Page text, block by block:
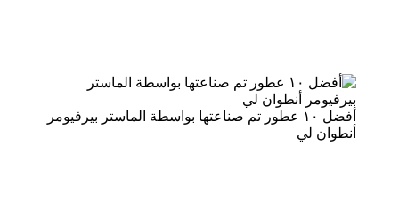
أفضل ١٠ عطور تم صناعتها بواسطة الماستر بيرفيومر
أنطوان لي